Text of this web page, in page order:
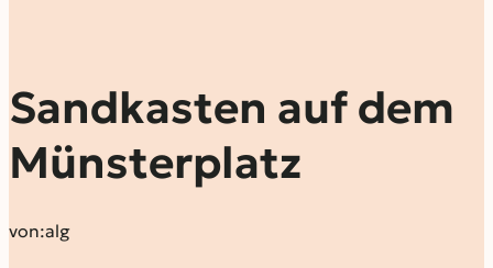
Sandkasten auf dem
Münsterplatz
von:alg